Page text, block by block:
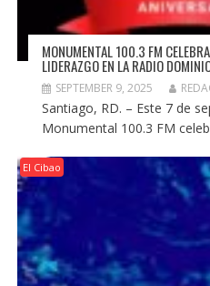
MONUMENTAL 100.3 FM
LIDERAZGO EN LA RADIO
SEPTEMBER 9, 2025
Santiago, RD. – Este 7 de
Monumental 100.3 FM
El Cibao